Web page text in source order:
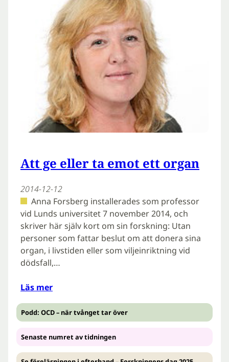
Att ge eller ta emot ett organ
2014-12-12
Anna Forsberg installerades som professor
vid Lunds universitet 7 november 2014, och
skriver här själv kort om sin forskning: Utan
personer som fattar beslut om att donera sina
organ, i livstiden eller som viljeinriktning vid
dödsfall,…
Läs mer
Podd: OCD – när tvånget tar över
Senaste numret av tidningen